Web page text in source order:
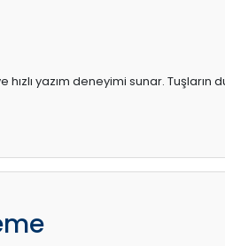
yazım deneyimi sunar. Tuşların